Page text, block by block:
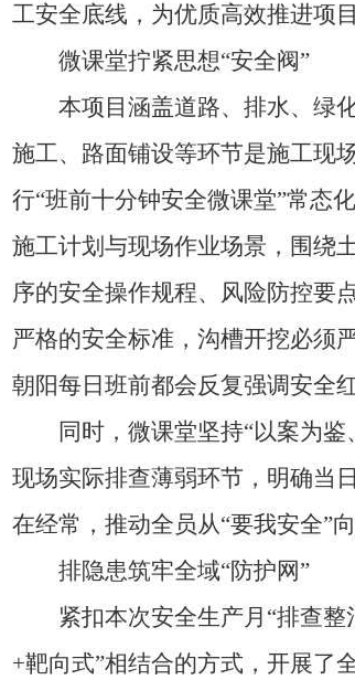
工安全底线，为优质高效推进项
微课堂拧紧思想“安全阀”
本项目涵盖道路、排水、绿化
施工、路面铺设等环节是施工现
行“班前十分钟安全微课堂”常态
施工计划与现场作业场景，围绕
序的安全操作规程、风险防控要
严格的安全标准，沟槽开挖必须
朝阳每日班前都会反复强调安全红
同时，微课堂坚持“以案为鉴
现场实际排查薄弱环节，明确当
在经常，推动全员从“要我安全”
排隐患筑牢全域“防护网”
紧扣本次安全生产月“排查整
+靶向式”相结合的方式，开展了